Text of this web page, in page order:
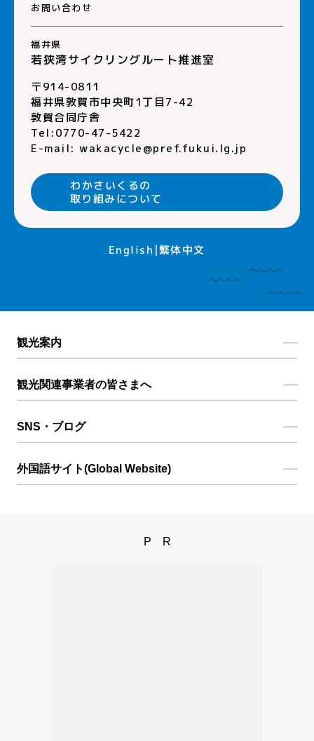
お問い合わせ
福井県
若狭湾サイクリングルート推進室
〒914-0811
福井県敦賀市中央町1丁目7-42
敦賀合同庁舎
Tel:0770-47-5422
E-mail: wakacycle@pref.fukui.lg.jp
わかさいくるの
取り組みについて
English 繁体中文
観光案内
観光関連事業者の皆さまへ
SNS・ブログ
外国語サイト(Global Website)
PR